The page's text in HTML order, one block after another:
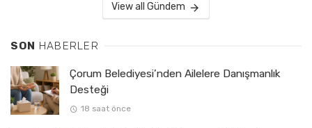
View all Gündem
SON HABERLER
Çorum Belediyesi’nden Ailelere Danışmanlık
Desteği
18 saat önce